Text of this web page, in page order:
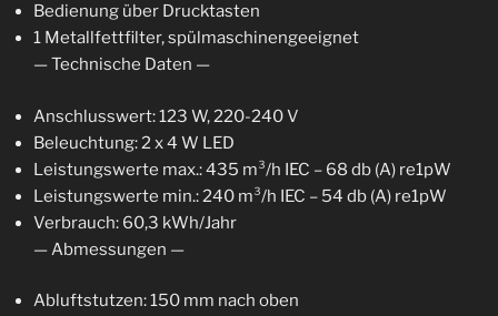
Bedienung über Drucktasten
1 Metallfettfilter, spülmaschinengeeignet
— Technische Daten —
Anschlusswert: 123 W, 220-240 V
Beleuchtung: 2 x 4 W LED
Leistungswerte max.: 435 m³/h IEC – 68 db (A) re1pW
Leistungswerte min.: 240 m³/h IEC – 54 db (A) re1pW
Verbrauch: 60,3 kWh/Jahr
— Abmessungen —
Abluftstutzen: 150 mm nach oben